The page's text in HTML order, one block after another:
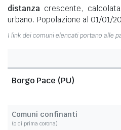
distanza crescente,
urbano. Popolazione al 01/01/
I link dei comuni elencati portano alle
Borgo Pace (PU)
Comuni confinanti
(o di prima corona)